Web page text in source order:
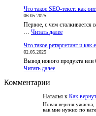
к
игры,
и
вера
удачу:
развлечься
безопасно
в
зависимость
Что такое SEO-текст: как
06.05.2025
Первое, с чем сталкивается
Читать далее:
такое
текст:
потерять
читателя
Что такое ретаргетинг и как
02.05.2025
Вывод нового продукта или
Читать далее:
и
как
его
Комментарии
Наталья к Как
Новая версия
как мне нужно по